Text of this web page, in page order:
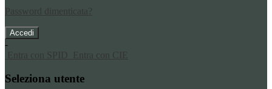
Password dimenticata?
-
Entra con SPID
Entra con CIE
Seleziona utente